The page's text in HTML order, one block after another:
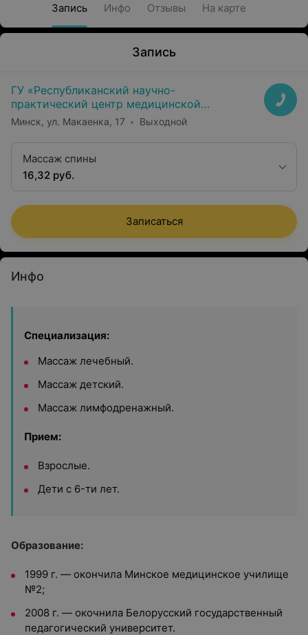
Запись Инфо Отзывы На карте
Запись
ГУ «Республиканский научно-
практический центр медицинской
экспертизы и реабилитаци»
Минск, ул. Макаенка, 17 Выходной
Массаж спины
16,32 руб.
Записаться
Инфо
Специализация:
Массаж лечебный.
Массаж детский.
Массаж лимфодренажный.
Прием:
Взрослые.
Дети c 6-ти лет.
Образование:
1999 г. — окончила Минское медицинское училище
№2;
2008 г. — окочнила Белорусский государственный
педагогический университет.